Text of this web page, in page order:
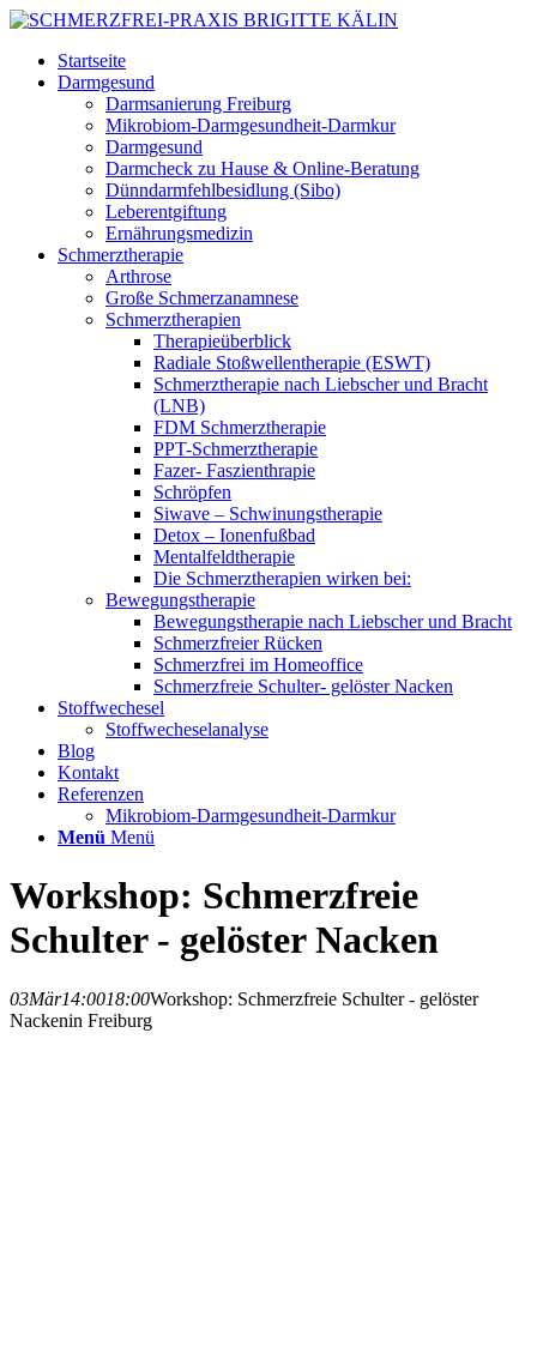
Startseite
Darmgesund
Darmsanierung Freiburg
Mikrobiom-Darmgesundheit-Darmkur
Darmgesund
Darmcheck zu Hause & Online-Beratung
Dünndarmfehlbesidlung (Sibo)
Leberentgiftung
Ernährungsmedizin
Schmerztherapie
Arthrose
Große Schmerzanamnese
Schmerztherapien
Therapieüberblick
Radiale Stoßwellentherapie (ESWT)
Schmerztherapie nach Liebscher und Bracht
(LNB)
FDM Schmerztherapie
PPT-Schmerztherapie
Fazer- Faszienthrapie
Schröpfen
Siwave – Schwinungstherapie
Detox – Ionenfußbad
Mentalfeldtherapie
Die Schmerztherapien wirken bei:
Bewegungstherapie
Bewegungstherapie nach Liebscher und Bracht
Schmerzfreier Rücken
Schmerzfrei im Homeoffice
Schmerzfreie Schulter- gelöster Nacken
Stoffwechesel
Stoffwecheselanalyse
Blog
Kontakt
Referenzen
Mikrobiom-Darmgesundheit-Darmkur
Menü Menü
Workshop: Schmerzfreie
Schulter - gelöster Nacken
03Mär14:0018:00Workshop: Schmerzfreie Schulter - gelöster
Nackenin Freiburg